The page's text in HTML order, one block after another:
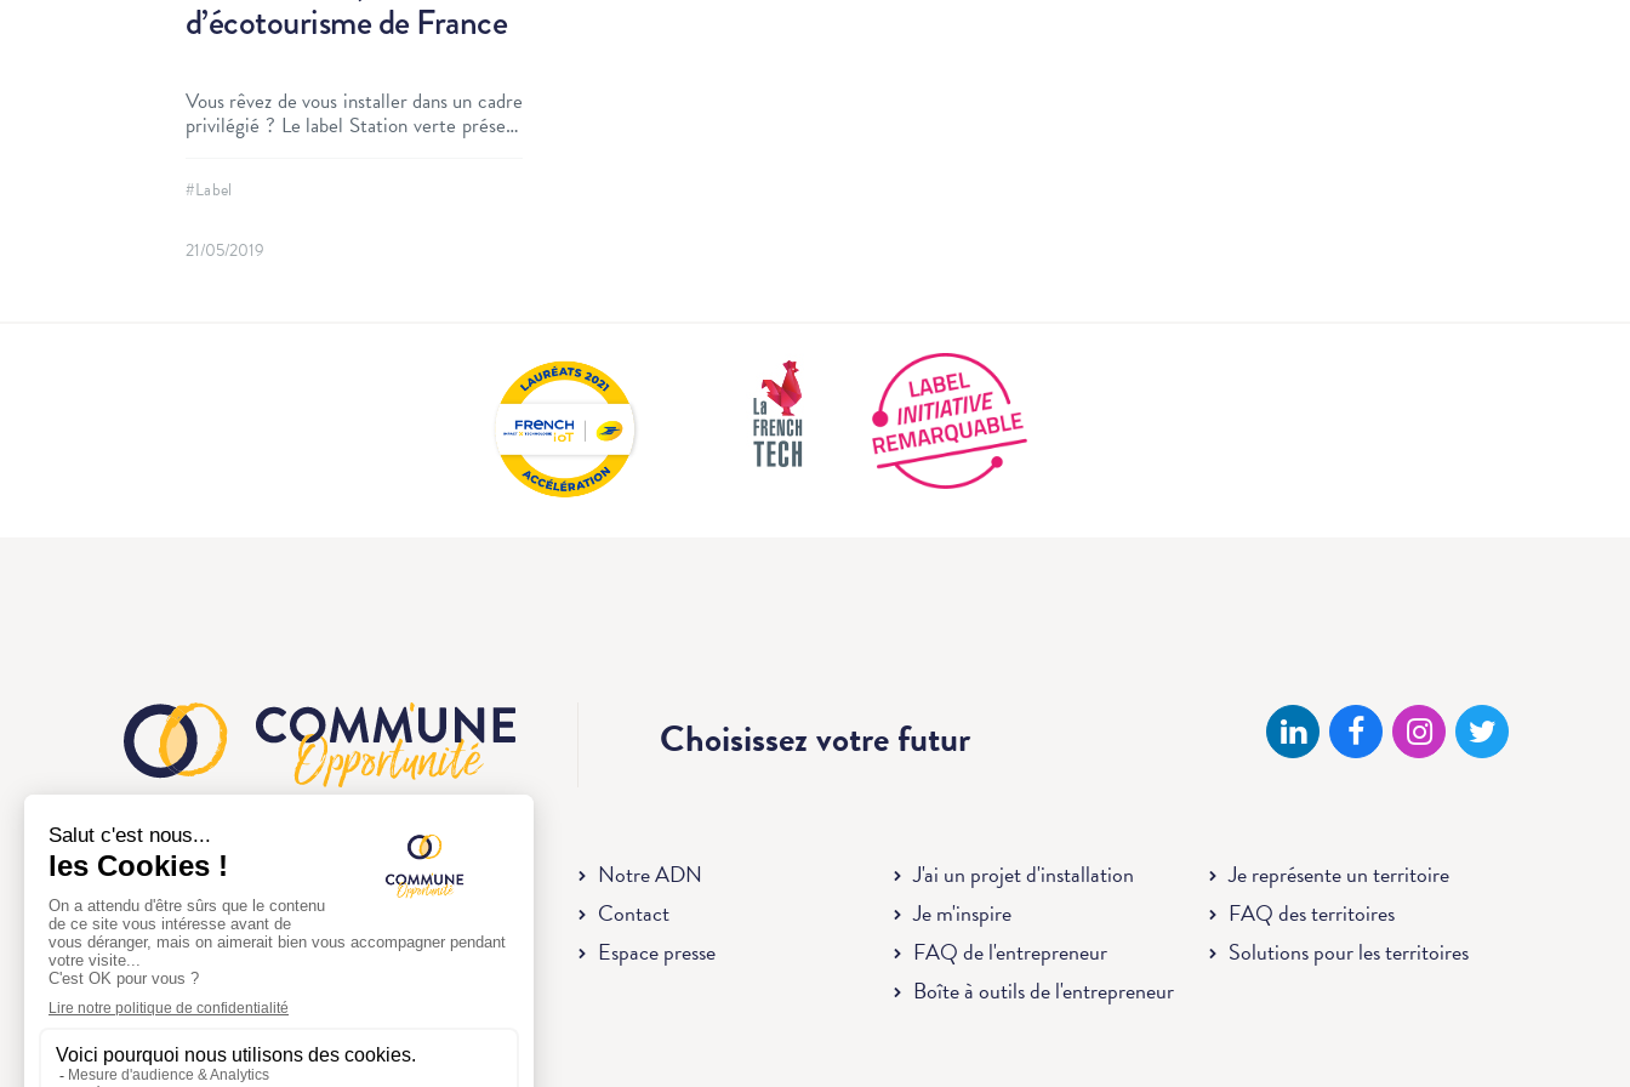
d’écotourisme de France
Vous rêvez de vous installer dans un cadre
privilégié ? Le label Station verte présent
#Label
21/05/2019
Choisissez votrefutur
Comm'une opportunité a pour but de
faciliter la mise en relation entre les
collectivités territoriales et les
porteurs de projets afin de
redynamiser les centres-villes et
Notre ADN
Contact
Espace presse
J'ai un projet d'installation
Je m'inspire
FAQ de l'entrepreneur
Boîte à outils de l'entrepreneur
Je représente un territoire
FAQ des territoires
Solutions pour les territoires